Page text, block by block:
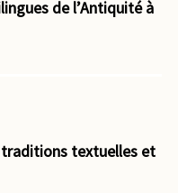
de l’Antiquité à
traditions textuelles et